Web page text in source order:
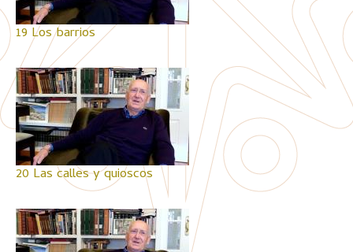
19 Los barrios
20 Las calles y quioscos